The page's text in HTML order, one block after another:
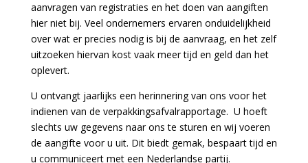
aanvragen van registraties en het doen van aangiften
hier niet bij. Veel ondernemers ervaren onduidelijkheid
over wat er precies nodig is bij de aanvraag, en het zelf
uitzoeken hiervan kost vaak meer tijd en geld dan het
oplevert.
U ontvangt jaarlijks een herinnering van ons voor het
indienen van de verpakkingsafvalrapportage. U hoeft
slechts uw gegevens naar ons te sturen en wij voeren
de aangifte voor u uit. Dit biedt gemak, bespaart tijd en
u communiceert met een Nederlandse partij.